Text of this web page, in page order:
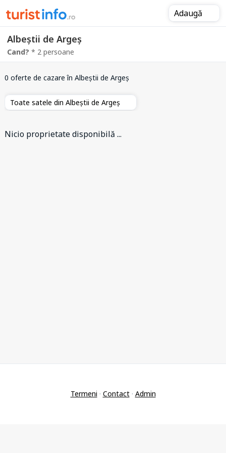
Adaugă
Albeștii de Argeș
Cand? * 2 persoane
0 oferte de cazareîn Albeștii de Argeș
Toate satele din Albeștii de Argeș
Nicio proprietate disponibilă ...
Termeni · Contact· Admin